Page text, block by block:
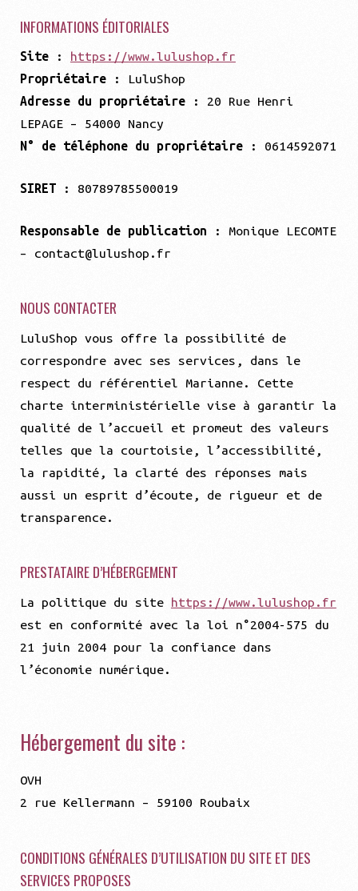
Contact
Mentions légales
Aide
INFORMATIONS ÉDITORIALES
Site: https://www.lulushop.fr
Propriétaire: LuluShop
Adresse du propriétaire: 20 Rue Henri
LEPAGE – 54000 Nancy
N° de téléphone du propriétaire: 0614592071
SIRET: 80789785500019
Responsable de publication : Monique LECOMTE
– contact@lulushop.fr
NOUS CONTACTER
LuluShop vous offre la possibilité de
correspondre avec ses services, dans le
respect du référentiel Marianne. Cette
charte interministérielle vise à garantir la
qualité de l’accueil et promeut des valeurs
telles que la courtoisie, l’accessibilité,
la rapidité, la clarté des réponses mais
aussi un esprit d’écoute, de rigueur et de
transparence.
PRESTATAIRE D’HÉBERGEMENT
La politique du site https://www.lulushop.fr
est en conformité avec la loi n°2004-575 du
21 juin 2004 pour la confiance dans
l’économie numérique.
Hébergement du site :
OVH
2 rue Kellermann – 59100 Roubaix
CONDITIONS GÉNÉRALES D’UTILISATION DU SITE ET DES
SERVICES PROPOSES